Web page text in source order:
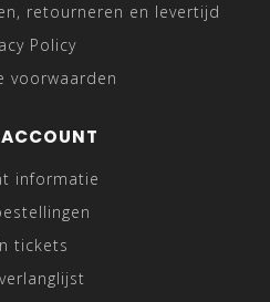
retourneren en levertijd
Policy
voorwaarden
informatie
tickets